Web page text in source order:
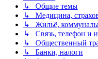
↳ Общие темы
↳ Медицина,
↳ Жильё,
↳ Связь, телефон и
↳ Общественный
↳ Банки, налоги